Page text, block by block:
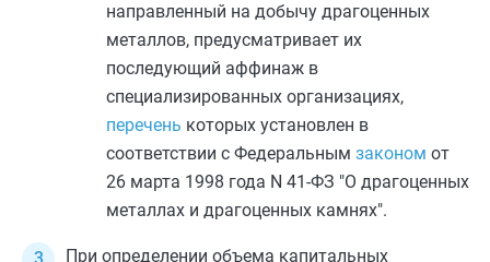
направленный на добычу драгоценных
металлов, предусматривает их
последующий аффинаж в
специализированных организациях,
перечень которых установлен в
соответствии с Федеральным законом от
26 марта 1998 года N 41-ФЗ "О драгоценных
металлах и драгоценных камнях".
При определении объема капитальных